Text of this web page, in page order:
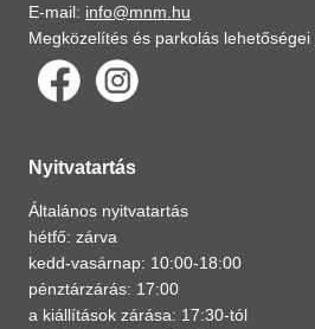
E-mail: info@mnm.hu
Megközelítés és parkolás lehetőségei
Nyitvatartás
Általános nyitvatartás
hétfő: zárva
kedd-vasárnap: 10:00-18:00
pénztárzárás: 17:00
a kiállítások zárása: 17:30-tól